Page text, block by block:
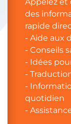
des
rapide
- Aide aux
- Conseils
- Idées
-
-
quotidien
-